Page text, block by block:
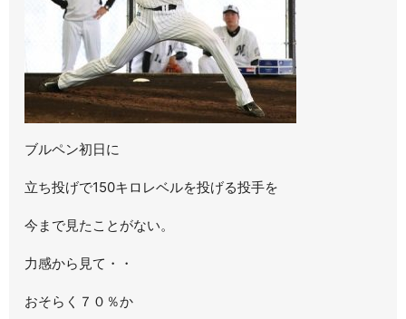
ブルペン初日に
立ち投げで150キロレベルを投げる投手を
今まで見たことがない。
力感から見て・・
おそらく７０％か